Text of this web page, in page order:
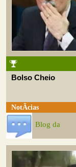
Bolso Cheio
NotÃ­cias
Blog da